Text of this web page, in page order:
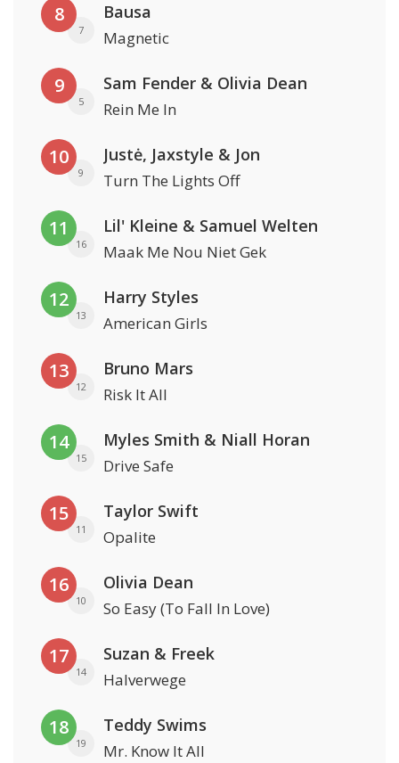
8
7
Bausa
Magnetic
9
5
Sam Fender & Olivia Dean
Rein Me In
10
9
Justė, Jaxstyle & Jon
Turn The Lights Off
11
16
Lil' Kleine & Samuel Welten
Maak Me Nou Niet Gek
12
13
Harry Styles
American Girls
13
12
Bruno Mars
Risk It All
14
15
Myles Smith & Niall Horan
Drive Safe
15
11
Taylor Swift
Opalite
16
10
Olivia Dean
So Easy (To Fall In Love)
17
14
Suzan & Freek
Halverwege
18
19
Teddy Swims
Mr. Know It All